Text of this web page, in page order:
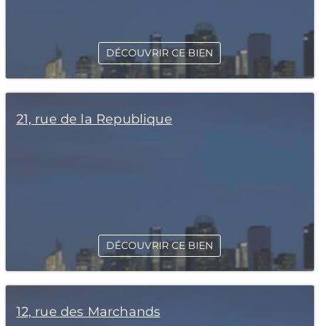
DÉCOUVRIR CE BIEN
21, rue de la Republique
DÉCOUVRIR CE BIEN
12, rue des Marchands